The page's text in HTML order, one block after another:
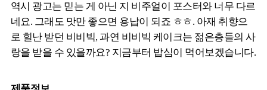
역시 광고는 믿는 게 아닌 지 비주얼이 포스터와 너무 다르
네요. 그래도 맛만 좋으면 용납이 되죠 ㅎㅎ. 아재 취향으
로 힐난 받던 비비빅, 과연 비비빅 케이크는 젊은층들의 사
랑을 받을 수 있을까요? 지금부터 밥심이 먹어보겠습니다.